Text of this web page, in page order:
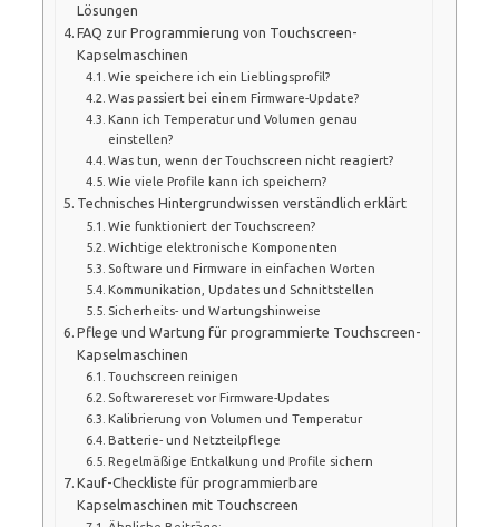
Lösungen
FAQ zur Programmierung von Touchscreen-
Kapselmaschinen
Wie speichere ich ein Lieblingsprofil?
Was passiert bei einem Firmware-Update?
Kann ich Temperatur und Volumen genau
einstellen?
Was tun, wenn der Touchscreen nicht reagiert?
Wie viele Profile kann ich speichern?
Technisches Hintergrundwissen verständlich erklärt
Wie funktioniert der Touchscreen?
Wichtige elektronische Komponenten
Software und Firmware in einfachen Worten
Kommunikation, Updates und Schnittstellen
Sicherheits- und Wartungshinweise
Pflege und Wartung für programmierte Touchscreen-
Kapselmaschinen
Touchscreen reinigen
Softwarereset vor Firmware-Updates
Kalibrierung von Volumen und Temperatur
Batterie- und Netzteilpflege
Regelmäßige Entkalkung und Profile sichern
Kauf-Checkliste für programmierbare
Kapselmaschinen mit Touchscreen